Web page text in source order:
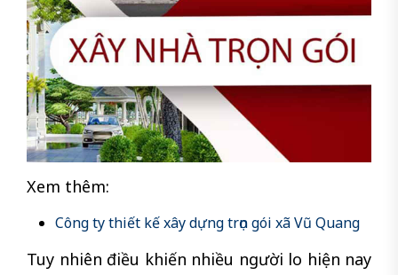
Xem thêm:
Công ty thiết kế xây dựng trọn gói xã Vũ Quang
Tuy nhiên điều khiến nhiều người lo hiện nay